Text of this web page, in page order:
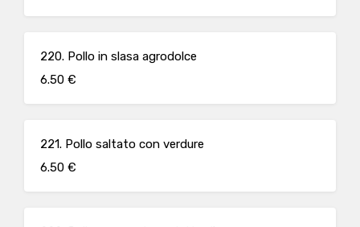
220. Pollo in slasa agrodolce
6.50 €
221. Pollo saltato con verdure
6.50 €